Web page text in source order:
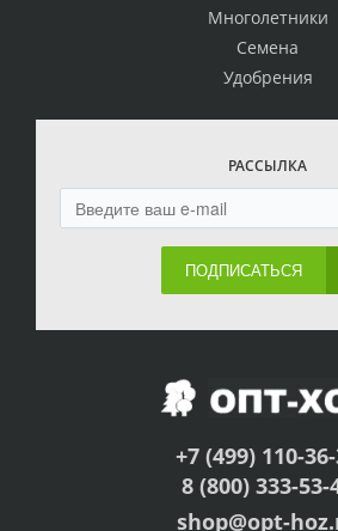
Многолетники
Семена
Удобрения
РАССЫЛКА
ПОДПИСАТЬСЯ
+7 (499) 110-
8 (800) 333-53-
shop@opt-